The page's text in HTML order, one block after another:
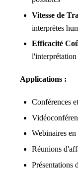
Vitesse de
interprètes
Efficacité
Applications :
Conférences
Webinaires
Réunions
Présentations